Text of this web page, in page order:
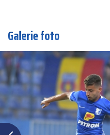
Galerie foto